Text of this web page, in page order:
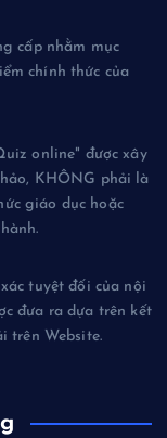
cấp nhằm mục
chính thức của
online" được xây
KHÔNG phải là
giáo dục hoặc
tuyệt đối của nội
đưa ra dựa trên kết
trên Website.